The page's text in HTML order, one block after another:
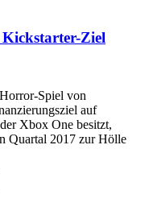
Ziel
Spiel von
auf
Xbox One besitzt,
Quartal 2017 zur Hölle